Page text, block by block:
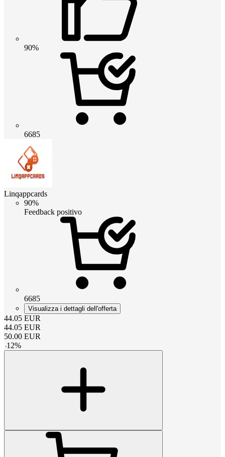
90%
6685
Linqappcards
90%
Feedback positivo
6685
Visualizza i dettagli dell'offerta
44.05 EUR
44.05 EUR
50.00 EUR
-12%